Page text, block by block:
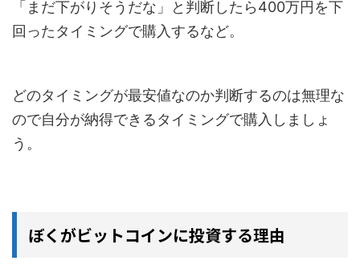
「まだ下がりそうだな」と判断したら400万円を下
回ったタイミングで購入するなど。
どのタイミングが最安値なのか判断するのは無理な
ので自分が納得できるタイミングで購入しましょ
う。
ぼくがビットコインに投資する理由